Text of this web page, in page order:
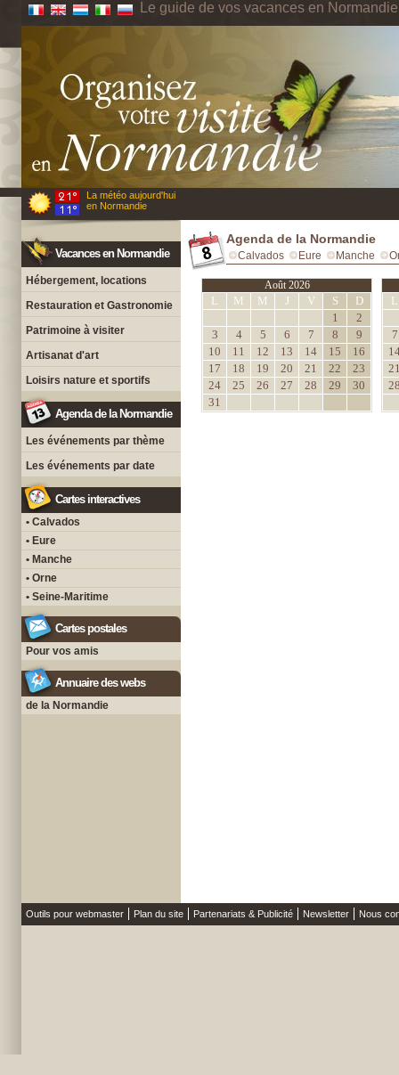
Le guide de vos vacances en Normandie
La météo aujourd'hui
en Normandie
Vacances en Normandie
Hébergement, locations
Restauration et Gastronomie
Patrimoine à visiter
Artisanat d'art
Loisirs nature et sportifs
Agenda de la Normandie
Les événements par thème
Les événements par date
Cartes interactives
• Calvados
• Eure
• Manche
• Orne
• Seine-Maritime
Cartes postales
Pour vos amis
Annuaire des webs
de la Normandie
Agenda de la Normandie
Calvados Eure Manche
Août 2026
L M M J V S
D
1
2
3
4 5 6 7 8
9
10
11 12 13 14 15
16
17
18 19 20 21 22
23
24
25 26 27 28 29
30
31
L
7
Outils pour webmaster Plan du site Partenariats & Publicité Newsletter Nous